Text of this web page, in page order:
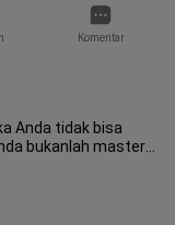
Komentar
Anda tidak bisa
bukanlah master